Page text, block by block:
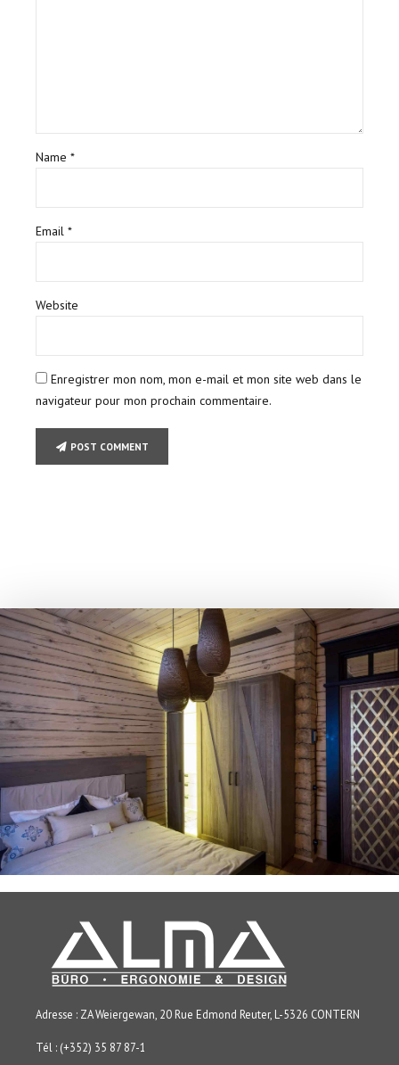
Name *
Email *
Website
Enregistrer mon nom, mon e-mail et mon site web dans le
navigateur pour mon prochain commentaire.
POST COMMENT
Adresse : ZA Weiergewan, 20 Rue Edmond Reuter, L-5326 CONTERN
Tél : (+352) 35 87 87-1